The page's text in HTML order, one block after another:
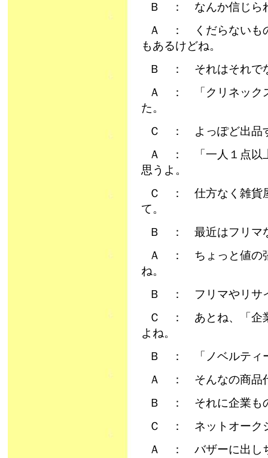
Ｂ ： なんか信じら
Ａ ： くだらないも
もあるけどね。
Ｂ ： それはそれで
Ａ ： 「クリネック
た。
Ｃ ： よっぽど出品
Ａ ： 「一人１点以
思うよ。
Ｃ ： 仕方なく雑貨
て。
Ｂ ： 最近はフリマ
Ａ ： ちょっと値の
ね。
Ｂ ： フリマやリサ
Ｃ ： あとね、「企
よね。
Ｂ ： 「ノベルティ
Ａ ： そんなの商品
Ｂ ： それに企業も
Ｃ ： ネットオーク
Ａ ： バザーに出し